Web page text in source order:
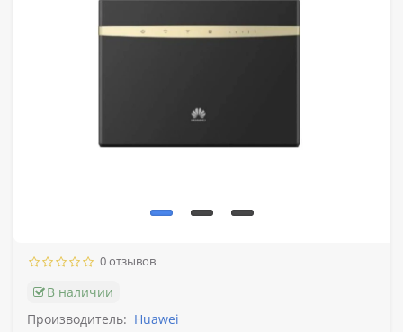
0 отзывов
В наличии
Производитель: Huawei